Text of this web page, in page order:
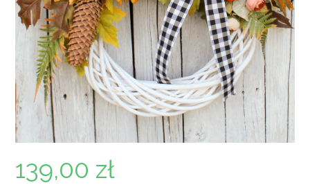
139,00 zł